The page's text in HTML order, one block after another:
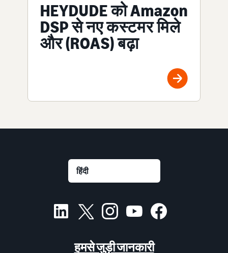
HEYDUDE को Amazon
DSP से नए कस्टमर मिले
और (ROAS) बढ़ा
हमसे जुड़ी जानकारी